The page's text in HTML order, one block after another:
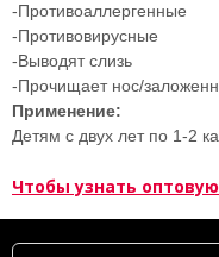
-Противоаллергенные
-Противовирусные
-Выводят слизь
-Прочищает нос/
Применение:
Детям с двух лет по 1-2
Чтобы узнать